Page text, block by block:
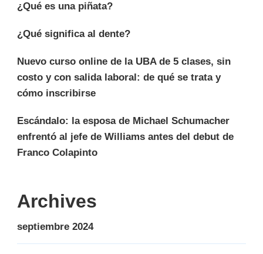
¿Qué es una piñata?
¿Qué significa al dente?
Nuevo curso online de la UBA de 5 clases, sin
costo y con salida laboral: de qué se trata y
cómo inscribirse
Escándalo: la esposa de Michael Schumacher
enfrentó al jefe de Williams antes del debut de
Franco Colapinto
Archives
septiembre 2024